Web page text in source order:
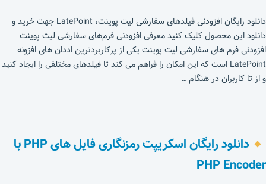
دانلود رایگان افزودنی فیلدهای سفارشی لیت پوینت، LatePoint جهت خرید و
دانلود این محصول کلیک کنید معرفی افزودنی فرم‌های سفارشی لیت پوینت
افزودنی فرم های سفارشی لیت پوینت یکی از پرکاربردترین اددان های افزونه
LatePoint است که این امکان را فراهم می کند تا فیلدهای مختلفی را ایجاد کنید
و از تا کاربران در هنگام …
دانلود رایگان اسکریپت رمزنگاری فایل های PHP با
PHP Encoder